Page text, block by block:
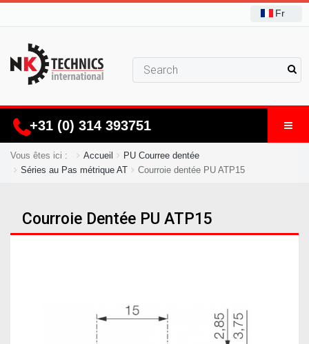
Fr
+31 (0) 314 393751
Vous êtes ici : Accueil
PU Courree dentée
Séries au Pas métrique AT
Courroie dentée PU ATP15
Courroie Dentée PU ATP15